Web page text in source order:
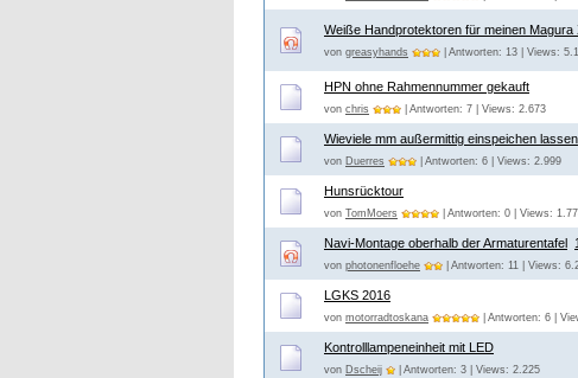
Weiße Handprotektoren für meinen Magura
von greasyhands | Antworten: 13 | Views:
HPN ohne Rahmennummer gekauft
von chris | Antworten: 7 | Views: 2.673
Wieviele mm außermittig einspeichen lassen
von Duerres | Antworten: 6 | Views: 2.999
Hunsrücktour
von TomMoers | Antworten: 0 | Views:
Navi-Montage oberhalb der Armaturentafel 1
von photonenfloehe | Antworten: 11 | Views:
LGKS 2016
von motorradtoskana | Antworten: 6 |
Kontrolllampeneinheit mit LED
von Dscheij | Antworten: 3 | Views: 2.225